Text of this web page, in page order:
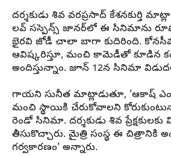
దర్శకుడు శివ వరప్రసాద్ కేశనకుర్తి
లవ్ సస్పెన్స్ జానర్‌లో ఈ సినిమాను
భైరవి జోడీ చాలా బాగా కుదిరింది.
ఆవిష్కరిస్తూ, మంచి కామెడీతో కూడిన
అందిస్తున్నాం. జూన్ 12న సినిమా
గాయని సునీత మాట్లాడుతూ, 'ఆకాష్ ఎంతో
మంచి స్థాయికి చేరుకోవాలని
రెండో సినిమా. దర్శకుడు శివ
తీసుకొచ్చారు. మైత్రి సంస్థ ఈ చిత్రానికి
గర్వకారణం' అన్నారు.